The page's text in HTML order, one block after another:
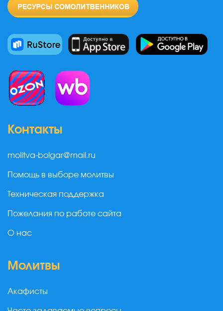
Контакты
molitva-bolgar@mail.ru
Помощь в выборе молитвы
Техническая поддержка
Пожелания по работе сайта
О нас
Молитвы
Акафисты